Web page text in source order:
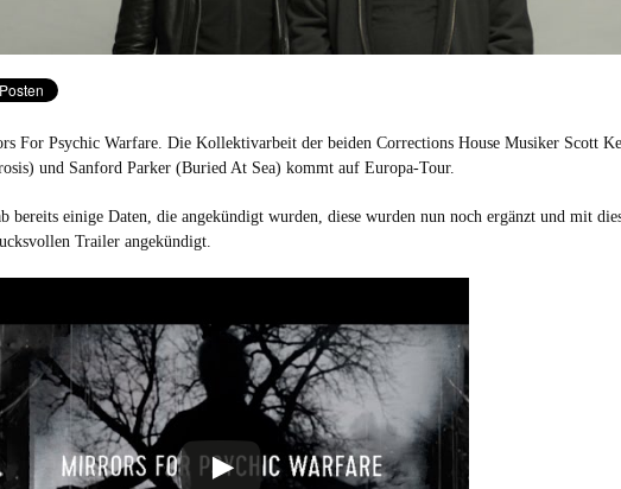
For Psychic Warfare. Die Kollektivarbeit der beiden Corrections House Musiker Scott
und Sanford Parker (Buried At Sea) kommt auf Europa-Tour.
bereits einige Daten, die angekündigt wurden, diese wurden nun noch ergänzt und mit
Trailer angekündigt.